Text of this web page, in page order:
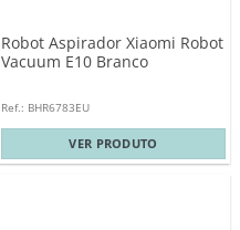
Robot Aspirador Xiaomi Robot
Vacuum E10 Branco
Ref.: BHR6783EU
VER PRODUTO